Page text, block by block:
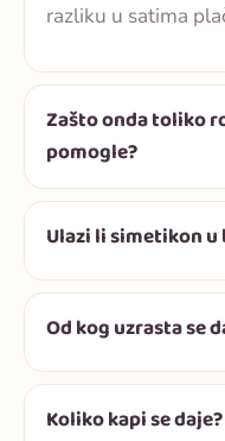
razliku u satima
Zašto onda toliko
pomogle?
Ulazi li simetikon u
Od kog uzrasta se
Koliko kapi se daje?